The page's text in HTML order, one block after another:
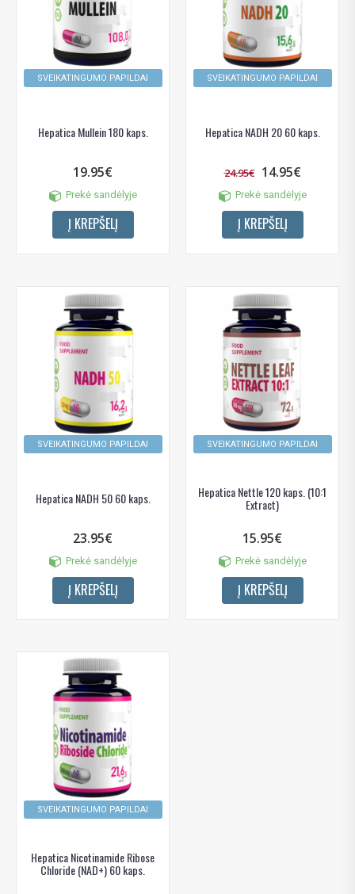
SVEIKATINGUMO PAPILDAI
Hepatica Mullein 180 kaps.
19.95€
Prekė sandėlyje
Į KREPŠELĮ
SVEIKATINGUMO PAPILDAI
Hepatica NADH 20 60 kaps.
24.95€ 14.95€
Prekė sandėlyje
Į KREPŠELĮ
SVEIKATINGUMO PAPILDAI
Hepatica NADH 50 60 kaps.
23.95€
Prekė sandėlyje
Į KREPŠELĮ
SVEIKATINGUMO PAPILDAI
Hepatica Nettle 120 kaps. (10:1
Extract)
15.95€
Prekė sandėlyje
Į KREPŠELĮ
SVEIKATINGUMO PAPILDAI
Hepatica Nicotinamide Ribose
Chloride (NAD+) 60 kaps.